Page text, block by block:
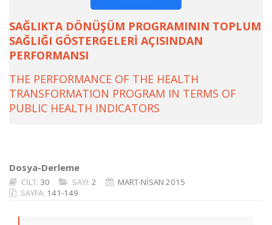
SAĞLIKTA DÖNÜŞÜM PROGRAMININ TOPLUM
SAĞLIĞI GÖSTERGELERİ AÇISINDAN
PERFORMANSI
THE PERFORMANCE OF THE HEALTH
TRANSFORMATION PROGRAM IN TERMS OF
PUBLIC HEALTH INDICATORS
Dosya-Derleme
CİLT: 30 SAYI: 2
MART-NİSAN 2015
SAYFA: 141-149